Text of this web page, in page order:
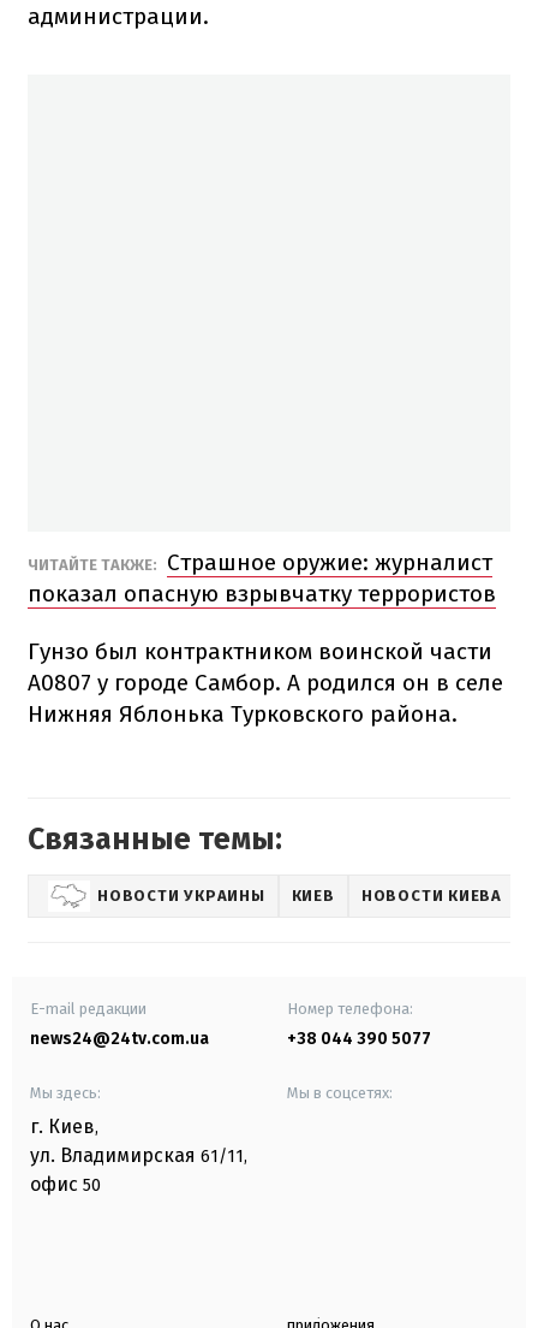
администрации.
ЧИТАЙТЕ ТАКЖЕ:
Страшное оружие: журналист
показал опасную взрывчатку террористов
Гунзо был контрактником воинской части
А0807 у городе Самбор. А родился он в селе
Нижняя Яблонька Турковского района.
Связанные темы:
НОВОСТИ УКРАИНЫ КИЕВ НОВОСТИ КИЕВА
E-mail редакции
news24@24tv.com.ua
Номер телефона:
+38 044 390 5077
Мы здесь:
г. Киев,
ул. Владимирская 61/11,
офис 50
Мы в соцсетях: